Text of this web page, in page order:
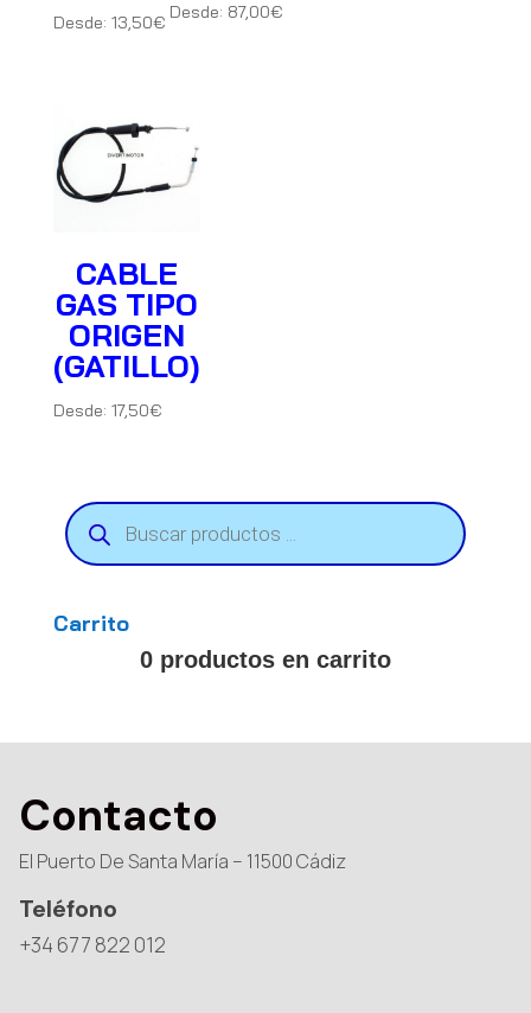
Desde: 13,50€ Desde: 87,00€
CABLE
GAS TIPO
ORIGEN
(GATILLO)
Desde: 17,50€
Búsqueda
de
productos
Carrito
0 productos en carrito
Contacto
El Puerto De Santa María – 11500 Cádiz
Teléfono
+34 677 822 012